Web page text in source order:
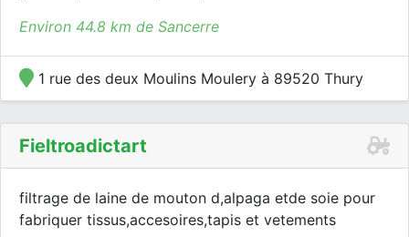
Environ 44.8 km de Sancerre
1 rue des deux Moulins Moulery à 89520 Thury
Fieltroadictart
filtrage de laine de mouton d,alpaga etde soie pour
fabriquer tissus,accesoires,tapis et vetements